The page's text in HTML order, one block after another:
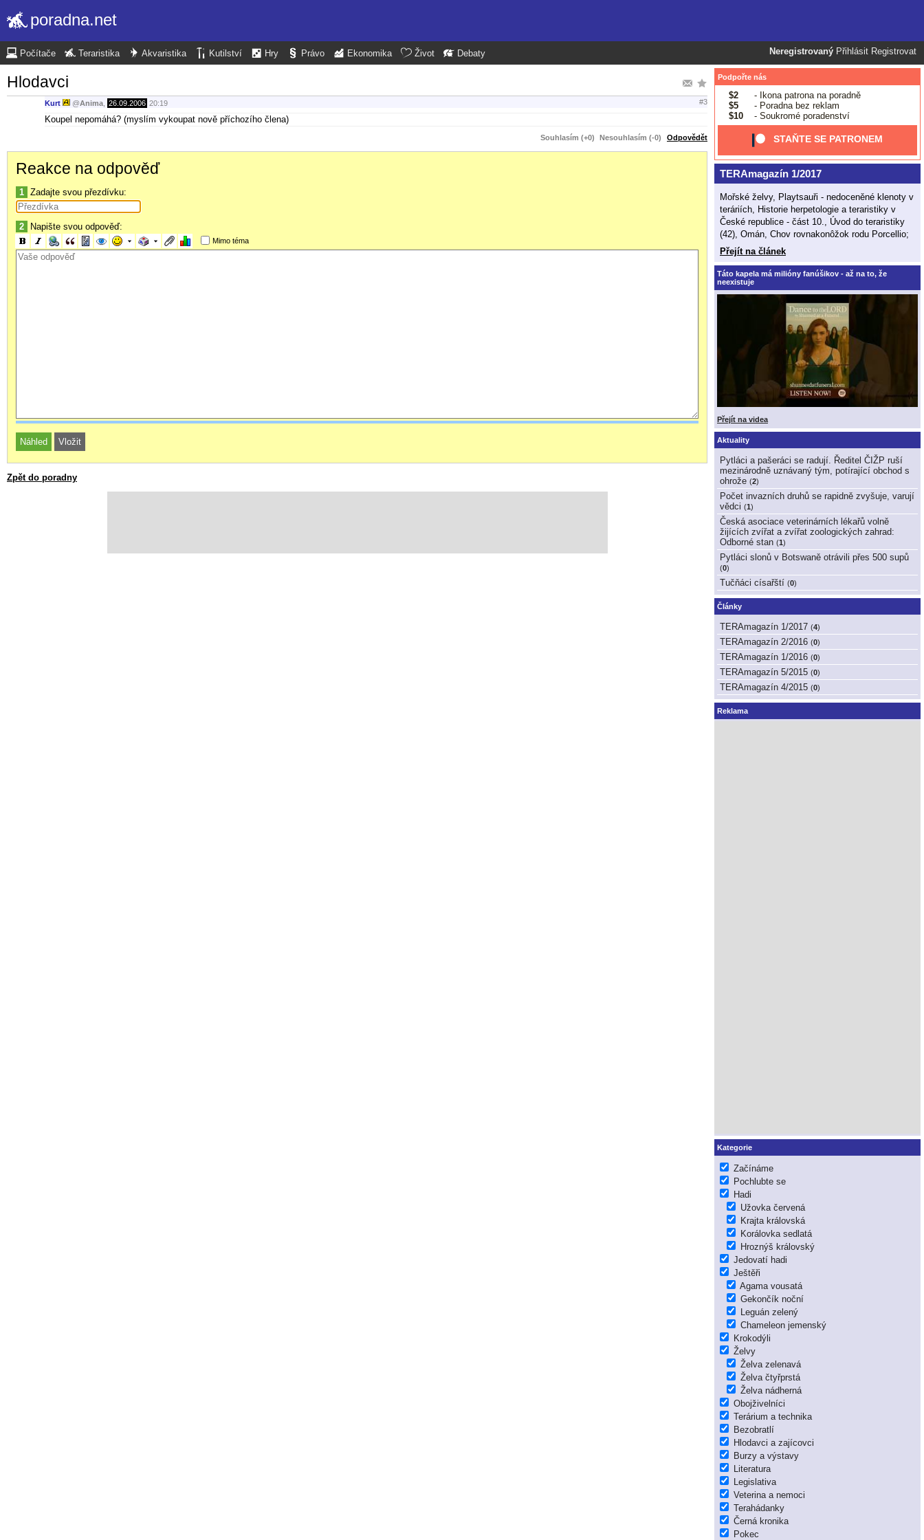
poradna.net
Neregistrovaný Přihlásit Registrovat
Počítače Teraristika Akvaristika Kutilství Hry Právo Ekonomika Život Debaty
Hlodavci
Kurt @Anima 26.09.2006 20:19 #3
Koupel nepomáhá? (myslím vykoupat nově příchozího člena)
Souhlasím (+0) Nesouhlasím (-0) Odpovědět
Reakce na odpověď
1 Zadajte svou přezdívku:
2 Napište svou odpověď:
Mimo téma
Zpět do poradny
Podpořte nás
$2
- Ikona patrona na poradně
$5
- Poradna bez reklam
$10
- Soukromé poradenství
STAŇTE SE PATRONEM
TERAmagazín 1/2017
Mořské želvy, Playtsauři - nedoceněné klenoty v
teráriích, Historie herpetologie a teraristiky v
České republice - část 10., Úvod do teraristiky
(42), Omán, Chov rovnakonôžok rodu Porcellio;
Přejít na článek
Táto kapela má milióny fanúšikov - až na to, že
neexistuje
Přejít na videa
Aktuality
Pytláci a pašeráci se radují. Ředitel ČIŽP ruší
mezinárodně uznávaný tým, potírající obchod s
ohrože (2)
Počet invazních druhů se rapidně zvyšuje, varují
vědci (1)
Česká asociace veterinárních lékařů volně
žijících zvířat a zvířat zoologických zahrad:
Odborné stan (1)
Pytláci slonů v Botswaně otrávili přes 500 supů
(0)
Tučňáci císařští (0)
Články
TERAmagazín 1/2017 (4)
TERAmagazín 2/2016 (0)
TERAmagazín 1/2016 (0)
TERAmagazín 5/2015 (0)
TERAmagazín 4/2015 (0)
Reklama
Kategorie
Začínáme
Pochlubte se
Hadi
Užovka červená
Krajta královská
Korálovka sedlatá
Hroznýš královský
Jedovatí hadi
Ještěři
Agama vousatá
Gekončík noční
Leguán zelený
Chameleon jemenský
Krokodýli
Želvy
Želva zelenavá
Želva čtyřprstá
Želva nádherná
Obojživelníci
Terárium a technika
Bezobratlí
Hlodavci a zajícovci
Burzy a výstavy
Literatura
Legislativa
Veterina a nemoci
Terahádanky
Černá kronika
Pokec